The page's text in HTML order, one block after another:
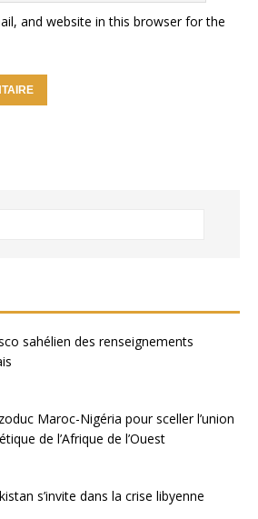
and website in this browser for the
sahélien des renseignements
Maroc-Nigéria pour sceller l’union
de l’Afrique de l’Ouest
s’invite dans la crise libyenne